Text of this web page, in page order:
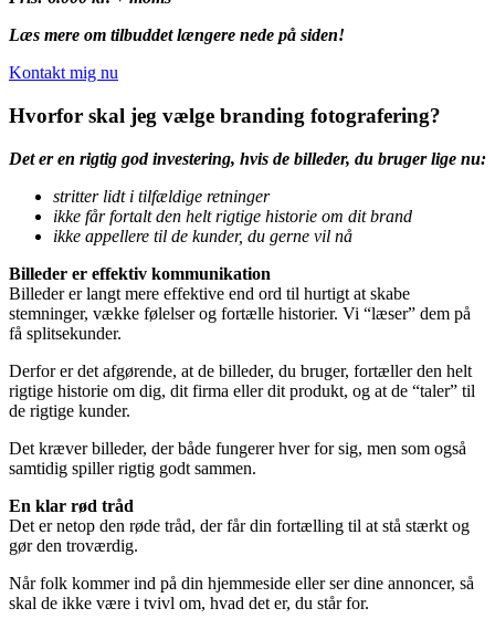
Læs mere om tilbuddet længere nede på siden!
Kontakt mig nu
Hvorfor skal jeg vælge branding fotografering?
Det er en rigtig god investering, hvis de billeder, du bruger lige nu:
stritter lidt i tilfældige retninger
ikke får fortalt den helt rigtige historie om dit brand
ikke appellere til de kunder, du gerne vil nå
Billeder er effektiv kommunikation
Billeder er langt mere effektive end ord til hurtigt at skabe
stemninger, vække følelser og fortælle historier. Vi “læser” dem på
få splitsekunder.
Derfor er det afgørende, at de billeder, du bruger, fortæller den helt
rigtige historie om dig, dit firma eller dit produkt, og at de “taler” til
de rigtige kunder.
Det kræver billeder, der både fungerer hver for sig, men som også
samtidig spiller rigtig godt sammen.
En klar rød tråd
Det er netop den røde tråd, der får din fortælling til at stå stærkt og
gør den troværdig.
Når folk kommer ind på din hjemmeside eller ser dine annoncer, så
skal de ikke være i tvivl om, hvad det er, du står for.